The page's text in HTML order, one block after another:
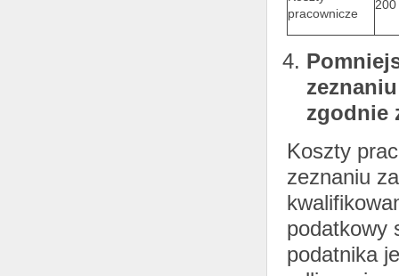
pracownicze
200
zgodnie
Koszty
zeznaniu
podatkowy
podatnika